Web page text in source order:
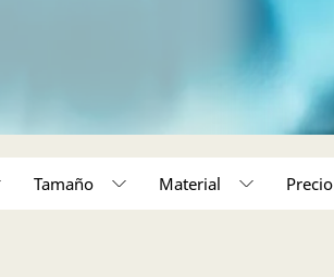
Tamaño Material
50,000 - 150,000 (1)